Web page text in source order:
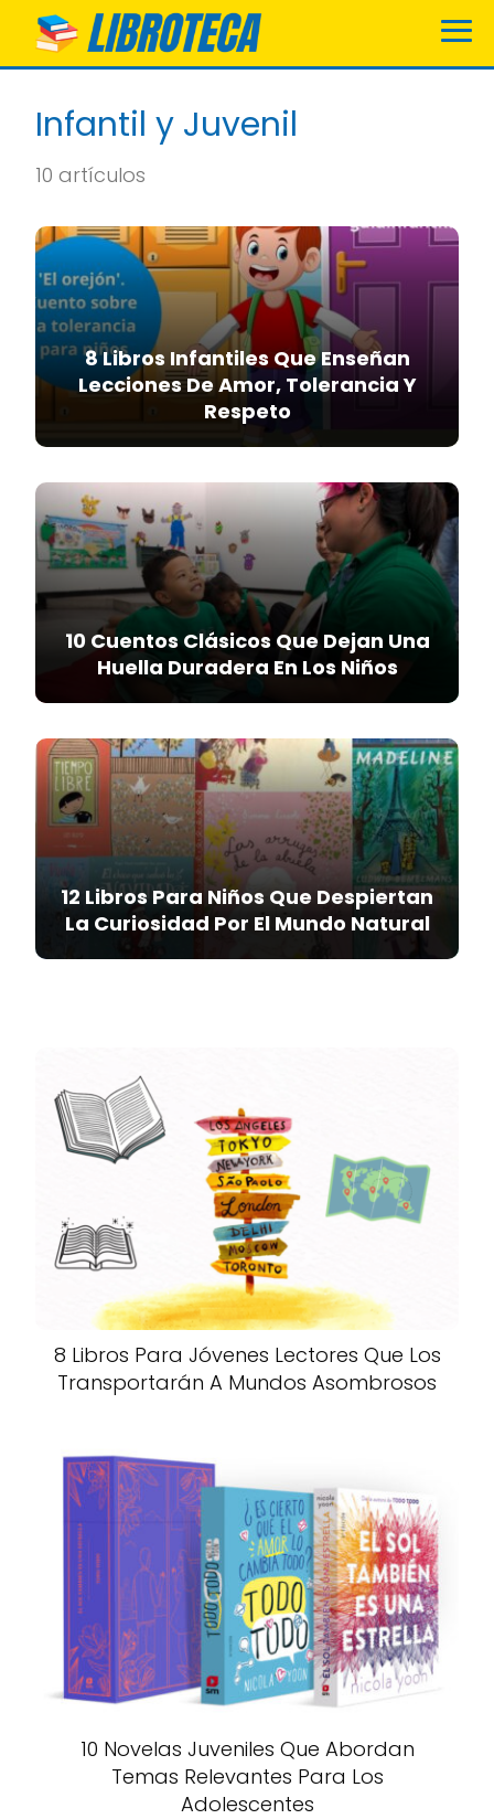
Infantil y Juvenil
10 artículos
8 Libros Infantiles Que Enseñan
Lecciones De Amor, Tolerancia Y
Respeto
10 Cuentos Clásicos Que Dejan Una
Huella Duradera En Los Niños
12 Libros Para Niños Que Despiertan
La Curiosidad Por El Mundo Natural
8 Libros Para Jóvenes Lectores Que Los
Transportarán A Mundos Asombrosos
10 Novelas Juveniles Que Abordan
Temas Relevantes Para Los
Adolescentes